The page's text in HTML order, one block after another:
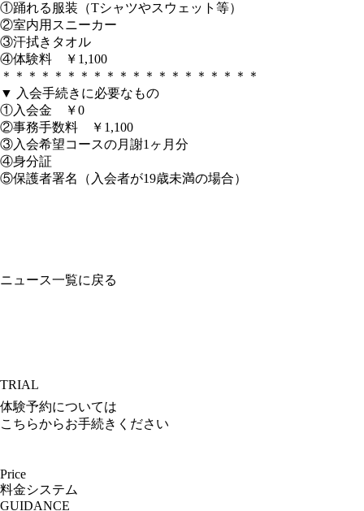
①踊れる服装（Tシャツやスウェット等）
②室内用スニーカー
③汗拭きタオル
④体験料 ￥1,100
＊＊＊＊＊＊＊＊＊＊＊＊＊＊＊＊＊＊＊＊
▼ 入会手続きに必要なもの
①入会金 ￥0
②事務手数料 ￥1,100
③入会希望コースの月謝1ヶ月分
④身分証
⑤保護者署名（入会者が19歳未満の場合）
ニュース一覧に戻る
TRIAL
体験予約については
こちらからお手続きください
Price
料金システム
GUIDANCE